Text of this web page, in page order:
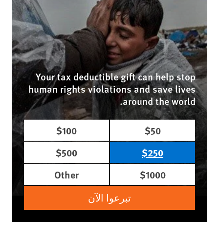
Your tax deductible gift can help stop
human rights violations and save lives
around the world.
$50
$100
$250
$500
$1000
Other
تبرعوا الآن